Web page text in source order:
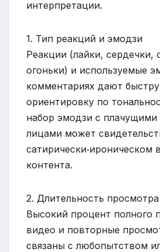
интерпретации.
1. Тип реакций и эмодзи
Реакции (лайки, сердечки,
огоньки) и используемые
комментариях дают
ориентировку по
набор эмодзи с
лицами может
сатирически‑ироническом
контента.
2. Длительность
Высокий процент полного
видео и повторные
связаны с любопытством